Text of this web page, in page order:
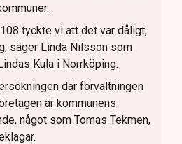
tyckte vi att det var dåligt,
säger Linda Nilsson som
Kula i Norrköping.
där förvaltningen
är kommunens
något som Tomas Tekmen,